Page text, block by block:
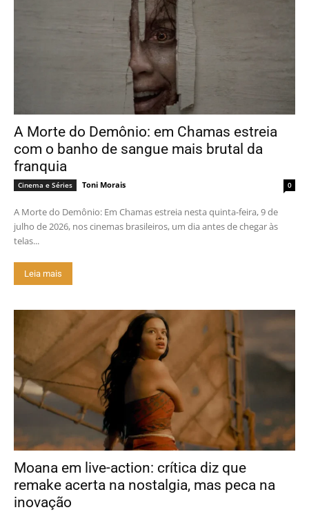
A Morte do Demônio: em Chamas estreia
com o banho de sangue mais brutal da
franquia
Cinema e Séries Toni Morais 0
A Morte do Demônio: Em Chamas estreia nesta quinta-feira, 9 de
julho de 2026, nos cinemas brasileiros, um dia antes de chegar às
telas...
Leia mais
Moana em live-action: crítica diz que
remake acerta na nostalgia, mas peca na
inovação